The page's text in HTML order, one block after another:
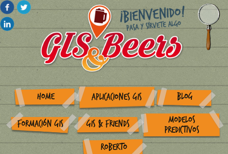
HOME APLICACIONES GIS BLOG
FORMACIÓN GIS GIS & FRIENDS
MODELOS
PREDICTIVOS
ROBERTO